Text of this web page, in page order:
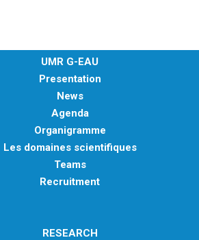
UMR G-EAU
Presentation
News
Agenda
Organigramme
Les domaines scientifiques
Teams
Recruitment
RESEARCH